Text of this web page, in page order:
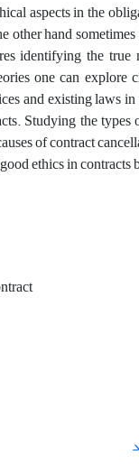
aspects in the
hand
identifying the
one can explore
and existing laws
Studying the
of contract
ethics in